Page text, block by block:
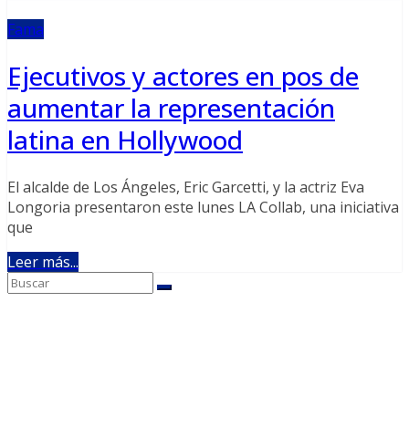
Fama
Ejecutivos y actores en pos de
aumentar la representación
latina en Hollywood
El alcalde de Los Ángeles, Eric Garcetti, y la actriz Eva
Longoria presentaron este lunes LA Collab, una iniciativa
que
Leer más...